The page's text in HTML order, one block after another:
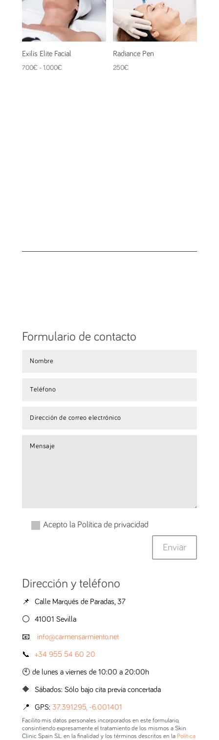
Exilis Elite Facial
700€ - 1.000€Rango
Radiance Pen
250€
Formulario de contacto
Acepto la Política de privacidad
Enviar
Dirección y teléfono
📌 Calle Marqués de Paradas, 37
⚪️ 41001 Sevilla
📧 info@carmensarmiento.net
📞 +34 955 54 60 20
🕙 de lunes a viernes de 10:00 a 20:00h
🔶 Sábados: Sólo bajo cita previa concertada
📍 GPS: 37.391295, -6.001401
Facilito mis datos personales incorporados en este formulario,
consintiendo expresamente el tratamiento de los mismos a Skin
Clinic Spain S.L. en la finalidad y los términos descritos en la Política